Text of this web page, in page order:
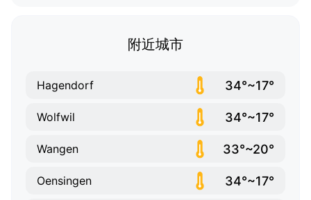
附近城市
Hagendorf 34°~17°
Wolfwil 34°~17°
Wangen 33°~20°
Oensingen 34°~17°